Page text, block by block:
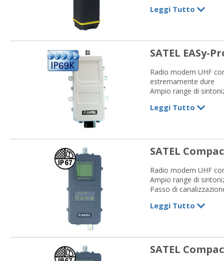
Potenza max 1 W
Leggi Tutto
SATEL EASy-
Radio modem UHF
estremamente dure
Ampio range di
RS-232
Leggi Tutto
SATEL
Radio modem UHF
Ampio range di
Passo di
RS-232
Leggi Tutto
SATEL